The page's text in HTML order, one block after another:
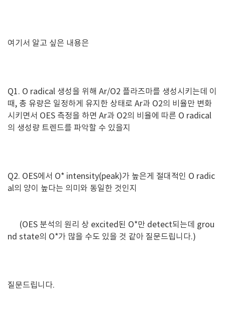
여기서 알고 싶은 내용은
Q1. O radical 생성을 위해 Ar/O2 플라즈마를 생성시키는데 이
때, 총 유량은 일정하게 유지한 상태로 Ar과 O2의 비율만 변화
시키면서 OES 측정을 하면 Ar과 O2의 비율에 따른 O radical
의 생성량 트렌드를 파악할 수 있을지
Q2. OES에서 O* intensity(peak)가 높은게 절대적인 O radic
al의 양이 높다는 의미와 동일한 것인지
(OES 분석의 원리 상 excited된 O*만 detect되는데 grou
nd state의 O*가 많을 수도 있을 것 같아 질문드립니다.)
질문드립니다.